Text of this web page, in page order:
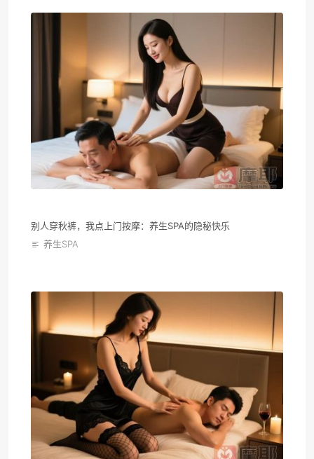
别人穿秋裤，我点上门按摩：养生SPA的隐秘快乐
养生SPA